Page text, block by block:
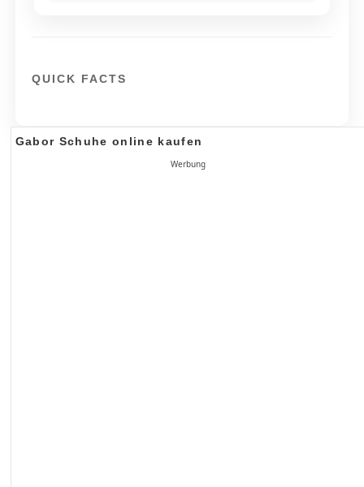
QUICK FACTS
Gabor Schuhe online kaufen
Werbung